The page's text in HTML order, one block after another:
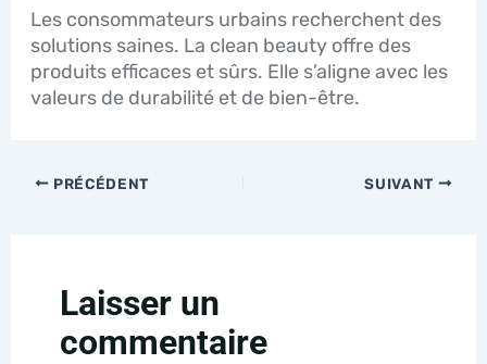
Les consommateurs urbains recherchent des
solutions saines. La clean beauty offre des
produits efficaces et sûrs. Elle s’aligne avec les
valeurs de durabilité et de bien-être.
PRÉCÉDENT SUIVANT
Laisser un
commentaire